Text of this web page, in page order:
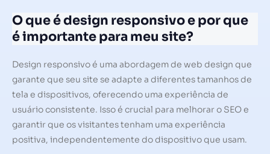
O que é design responsivo e por que
é importante para meu site?
Design responsivo é uma abordagem de web design que
garante que seu site se adapte a diferentes tamanhos de
tela e dispositivos, oferecendo uma experiência de
usuário consistente. Isso é crucial para melhorar o SEO e
garantir que os visitantes tenham uma experiência
positiva, independentemente do dispositivo que usam.